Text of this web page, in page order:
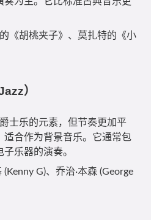
《胡桃夹子》、莫扎特的《小
）
士乐的元素，但节奏更加平
适合作为背景音乐。它通常包
乐器的演奏。
(Kenny G)、乔治·本森 (George